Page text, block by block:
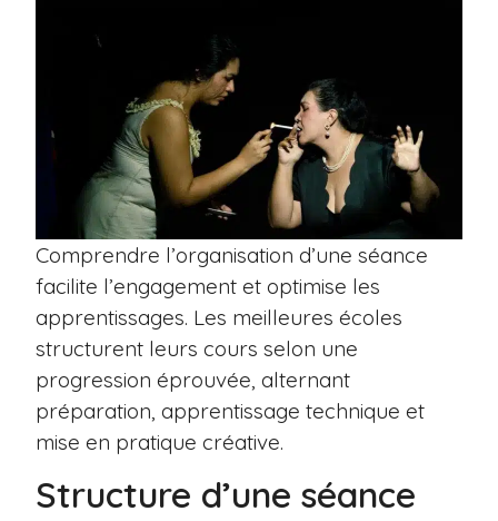
Comprendre l’organisation d’une séance
facilite l’engagement et optimise les
apprentissages. Les meilleures écoles
structurent leurs cours selon une
progression éprouvée, alternant
préparation, apprentissage technique et
mise en pratique créative.
Structure d’une séance